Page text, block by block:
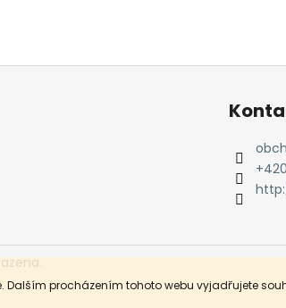
Dalším procházením tohoto webu vyjadřujete